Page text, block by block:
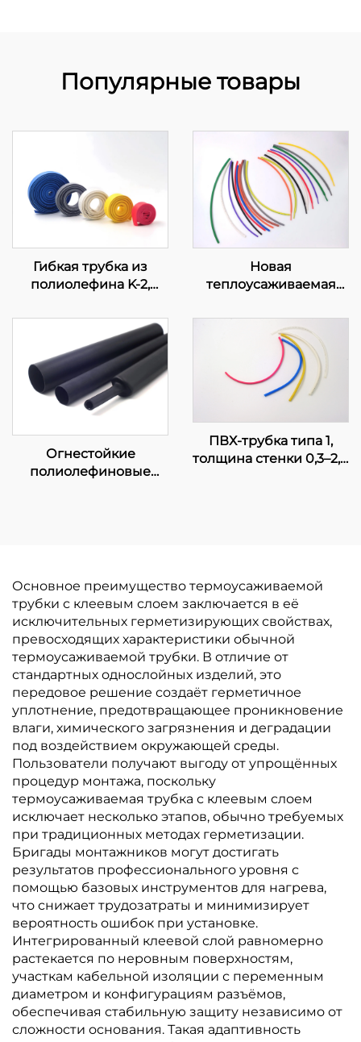
Популярные товары
Гибкая трубка из
полиолефина K-2,
Новая
теплоусаживаемая
трубка K-102, гибкая
изоляционная защита,
диаметр 1–80 мм
Огнестойкие
полиолефиновые
ПВХ-трубка типа 1,
толщина стенки 0,3–2,0
Основное преимущество термоусаживаемой
трубки с клеевым слоем заключается в её
исключительных герметизирующих свойствах,
превосходящих характеристики обычной
термоусаживаемой трубки. В отличие от
стандартных однослойных изделий, это
передовое решение создаёт герметичное
уплотнение, предотвращающее проникновение
влаги, химического загрязнения и деградации
под воздействием окружающей среды.
Пользователи получают выгоду от упрощённых
процедур монтажа, поскольку
термоусаживаемая трубка с клеевым слоем
исключает несколько этапов, обычно требуемых
при традиционных методах герметизации.
Бригады монтажников могут достигать
результатов профессионального уровня с
помощью базовых инструментов для нагрева,
что снижает трудозатраты и минимизирует
вероятность ошибок при установке.
Интегрированный клеевой слой равномерно
растекается по неровным поверхностям,
участкам кабельной изоляции с переменным
диаметром и конфигурациям разъёмов,
обеспечивая стабильную защиту независимо от
сложности основания. Такая адаптивность